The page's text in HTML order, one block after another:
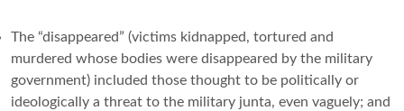
The “disappeared” (victims kidnapped, tortured and
murdered whose bodies were disappeared by the military
government) included those thought to be politically or
ideologically a threat to the military junta, even vaguely; and